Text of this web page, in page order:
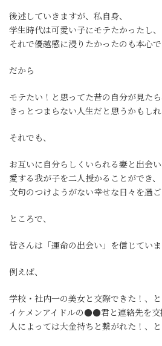
後述していきますが、私自身、
学生時代は可愛い子にモテたかったし、
それで優越感に浸りたかったのも本心で
だから
モテたい！と思ってた昔の自分が見たら
きっとつまらない人生だと思うかもしれ
それでも、
お互いに自分らしくいられる妻と出会い
愛する我が子を二人授かることができ、
文句のつけようがない幸せな日々を過ご
ところで、
皆さんは「運命の出会い」を信じていま
例えば、
学校・社内一の美女と交際できた！、
イケメンアイドルの●●君と連絡先を交
人によっては大金持ちと繋がれた！、